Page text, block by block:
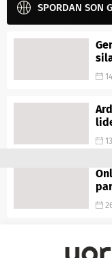
SPORDAN SON